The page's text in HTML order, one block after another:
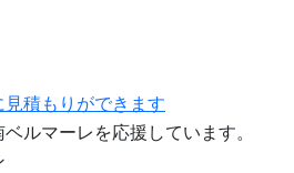
積もりができます